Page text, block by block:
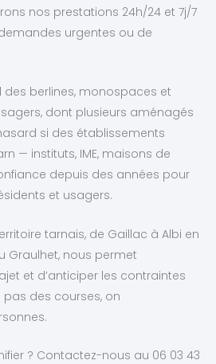
nos prestations 24h/24 et 7j/7
urgentes ou de
berlines, monospaces et
dont plusieurs aménagés
si des établissements
— instituts, IME, maisons de
depuis des années pour
et usagers.
tarnais, de Gaillac à Albi en
Graulhet, nous permet
et d’anticiper les contraintes
pas des courses, on
? Contactez-nous au 06 03 43